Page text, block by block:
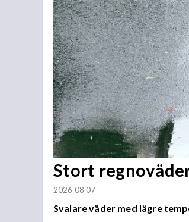
Stort
2026 08 07
Svalare väder med lägre